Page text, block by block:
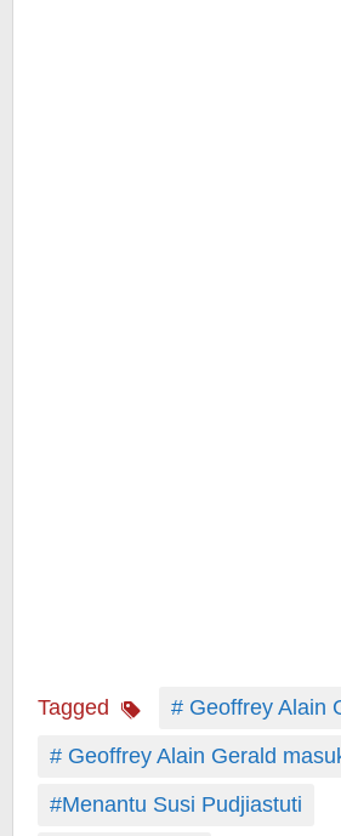
Tagged
# Geoffrey Alain
# Geoffrey Alain Gerald
#Menantu Susi Pudjiastuti